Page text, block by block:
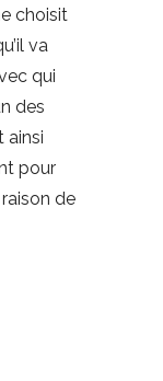
choisit
va
qui
des
ainsi
pour
de